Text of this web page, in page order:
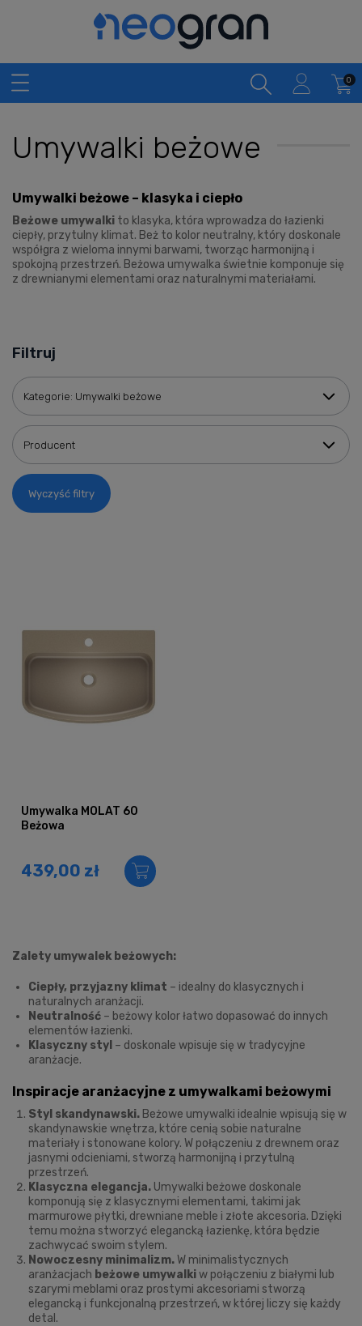
Umywalki beżowe
Umywalki beżowe – klasyka i ciepło
Beżowe umywalki to klasyka, która wprowadza do łazienki
ciepły, przytulny klimat. Beż to kolor neutralny, który doskonale
współgra z wieloma innymi barwami, tworząc harmonijną i
spokojną przestrzeń. Beżowa umywalka świetnie komponuje się
z drewnianymi elementami oraz naturalnymi materiałami.
Filtruj
Kategorie: Umywalki beżowe
Producent
Wyczyść filtry
Umywalka MOLAT 60
Beżowa
439,00 zł
Zalety umywalek beżowych:
Ciepły, przyjazny klimat – idealny do klasycznych i
naturalnych aranżacji.
Neutralność – beżowy kolor łatwo dopasować do innych
elementów łazienki.
Klasyczny styl – doskonale wpisuje się w tradycyjne
aranżacje.
Inspiracje aranżacyjne z umywalkami beżowymi
Styl skandynawski. Beżowe umywalki idealnie wpisują się w
skandynawskie wnętrza, które cenią sobie naturalne
materiały i stonowane kolory. W połączeniu z drewnem oraz
jasnymi odcieniami, stworzą harmonijną i przytulną
przestrzeń.
Klasyczna elegancja. Umywalki beżowe doskonale
komponują się z klasycznymi elementami, takimi jak
marmurowe płytki, drewniane meble i złote akcesoria. Dzięki
temu można stworzyć elegancką łazienkę, która będzie
zachwycać swoim stylem.
Nowoczesny minimalizm.W minimalistycznych
aranżacjach beżowe umywalkiw połączeniu z białymi lub
szarymi meblami oraz prostymi akcesoriami stworzą
elegancką i funkcjonalną przestrzeń, w której liczy się każdy
detal.